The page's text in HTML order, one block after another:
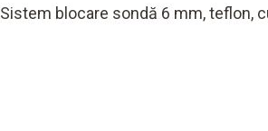
Sistem blocare sondă 6 mm, teflon,